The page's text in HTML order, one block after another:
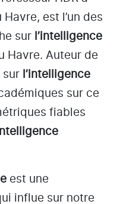
Havre, est l’un des
sur l’intelligence
Havre. Auteur de
sur l’intelligence
sur ce
fiables
est une
influe sur notre